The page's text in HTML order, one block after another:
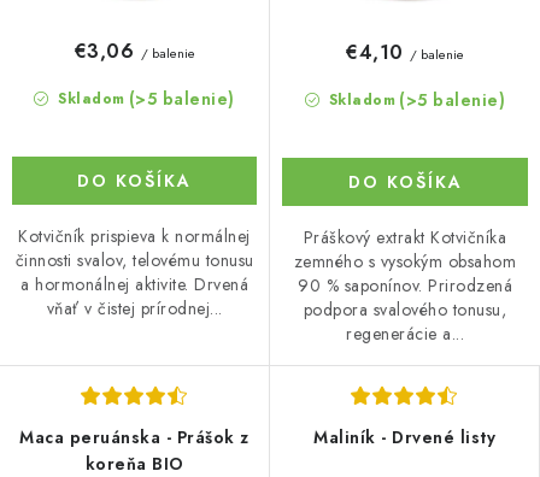
Skladom (>5 balenie)
€3,06 / balenie
DO KOŠÍKA
Kotvičník prispieva k normálnej
činnosti svalov, telovému tonusu
a hormonálnej aktivite. Drvená
vňať v čistej prírodnej...
Skladom (>5 balenie)
€4,10 / balenie
DO KOŠÍKA
Práškový extrakt Kotvičníka
zemného s vysokým obsahom
90 % saponínov. Prirodzená
podpora svalového tonusu,
regenerácie a...
Maca peruánska - Prášok z
koreňa BIO
Maliník - Drvené listy